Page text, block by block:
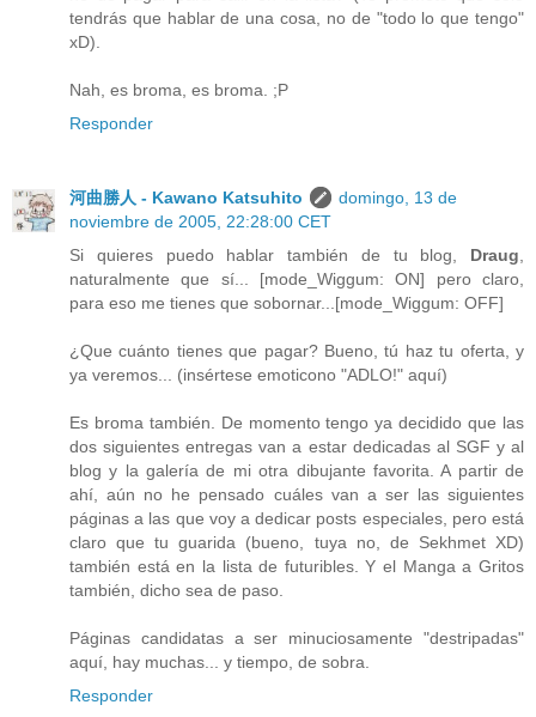
tendrás que hablar de una cosa, no de "todo lo que tengo"
xD).
Nah, es broma, es broma. ;P
Responder
河曲勝人 - Kawano Katsuhito
domingo, 13 de
noviembre de 2005, 22:28:00 CET
Si quieres puedo hablar también de tu blog, Draug
naturalmente que sí... [mode_Wiggum: ON] pero claro,
para eso me tienes que sobornar...[mode_Wiggum: OFF]
¿Que cuánto tienes que pagar? Bueno, tú haz tu oferta, y
ya veremos... (insértese emoticono "ADLO!" aquí)
Es broma también. De momento tengo ya decidido que las
dos siguientes entregas van a estar dedicadas al SGF y al
blog y la galería de mi otra dibujante favorita. A partir de
ahí, aún no he pensado cuáles van a ser las siguientes
páginas a las que voy a dedicar posts especiales, pero está
claro que tu guarida (bueno, tuya no, de Sekhmet XD)
también está en la lista de futuribles. Y el Manga a Gritos
también, dicho sea de paso.
Páginas candidatas a ser minuciosamente "destripadas"
aquí, hay muchas... y tiempo, de sobra.
Responder